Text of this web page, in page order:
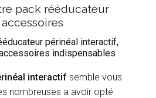
pack rééducateur
périnéal interactif,
indispensables
interactif semble vous
nombreuses a avoir opté